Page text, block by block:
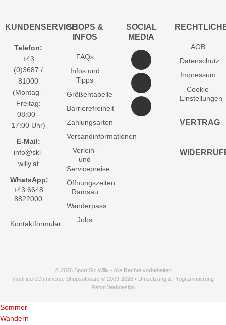
KUNDENSERVICE
Telefon:
+43
(0)3687 /
81000
(Montag -
Freitag:
08:00 -
17:00 Uhr)
E-Mail:
info@ski-
willy.at
WhatsApp:
+43 6648
8822000
Kontaktformular
SHOPS &
INFOS
FAQs
Infos und
Tipps
Größentabelle
Barrierefreiheit
Zahlungsarten
Versandinformationen
Verleih-
und
Servicepreise
Öffnungszeiten
Ramsau
Wanderpass
Jobs
SOCIAL
MEDIA
AGB
Datenschutz
Impressum
Cookie
Einstellungen
VERTRAG
© 2026 Sport Ski Willy • Alle Rechte vorbehalten
modified eCommerce Shopsoftware © 2009-2026 • Umsetzung & Programmierung
Rehm Webdesign
Sommer
Wandern